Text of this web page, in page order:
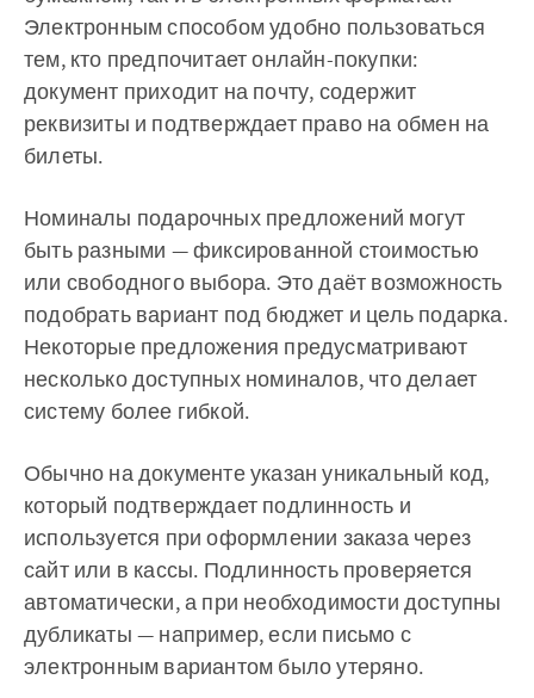
Электронным способом удобно пользоваться
тем, кто предпочитает онлайн-покупки:
документ приходит на почту, содержит
реквизиты и подтверждает право на обмен на
билеты.
Номиналы подарочных предложений могут
быть разными — фиксированной стоимостью
или свободного выбора. Это даёт возможность
подобрать вариант под бюджет и цель подарка.
Некоторые предложения предусматривают
несколько доступных номиналов, что делает
систему более гибкой.
Обычно на документе указан уникальный код,
который подтверждает подлинность и
используется при оформлении заказа через
сайт или в кассы. Подлинность проверяется
автоматически, а при необходимости доступны
дубликаты — например, если письмо с
электронным вариантом было утеряно.